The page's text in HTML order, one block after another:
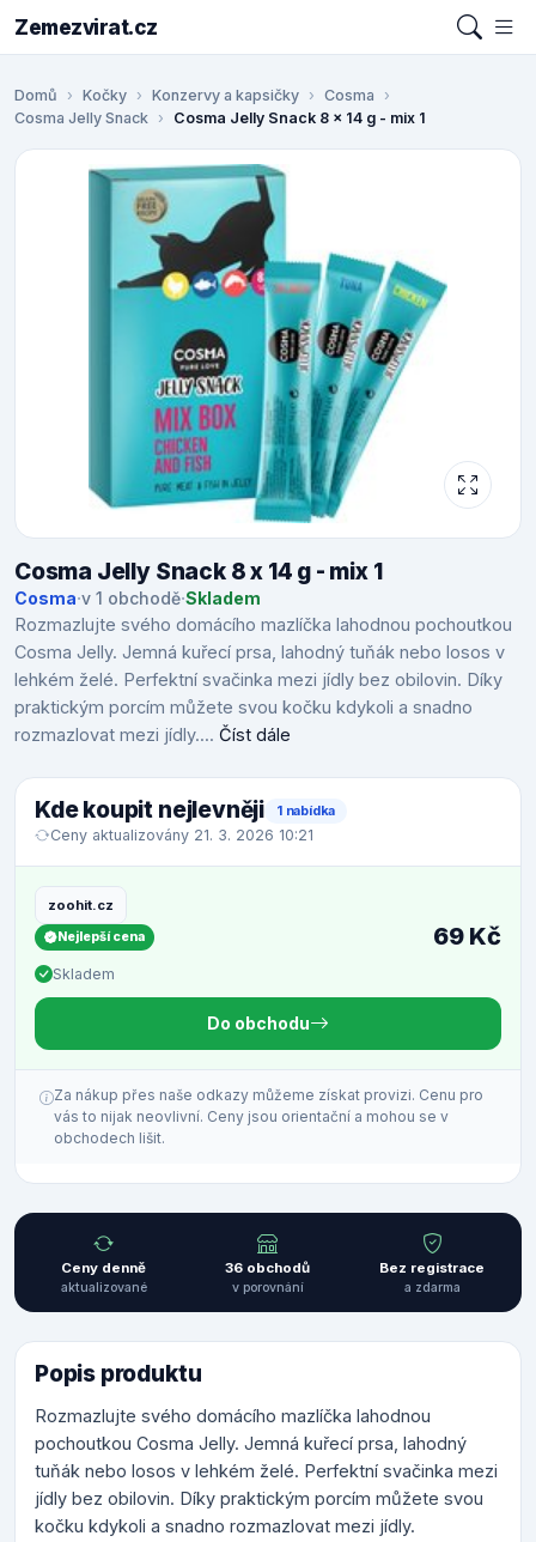
Zemezvirat.cz
Domů Kočky Konzervy a kapsičky
Cosma
Cosma Jelly Snack
Cosma Jelly Snack 8 x 14 g - mix 1
Cosma Jelly Snack 8 x 14 g - mix 1
Cosma·v 1 obchodě·Skladem
Rozmazlujte svého domácího mazlíčka lahodnou pochoutkou
Cosma Jelly. Jemná kuřecí prsa, lahodný tuňák nebo losos v
lehkém želé. Perfektní svačinka mezi jídly bez obilovin. Díky
praktickým porcím můžete svou kočku kdykoli a snadno
rozmazlovat mezi jídly.... Číst dále
Kde koupit nejlevněji 1 nabídka
Ceny aktualizovány 21. 3. 2026 10:21
zoohit.cz
Nejlepší cena
Skladem
69 Kč
Do obchodu
Za nákup přes naše odkazy můžeme získat provizi. Cenu pro
vás to nijak neovlivní. Ceny jsou orientační a mohou se v
obchodech lišit.
Ceny denně
aktualizované
36 obchodů
v porovnání
Bez registrace
a zdarma
Popis produktu
Rozmazlujte svého domácího mazlíčka lahodnou
pochoutkou Cosma Jelly. Jemná kuřecí prsa, lahodný
tuňák nebo losos v lehkém želé. Perfektní svačinka mezi
jídly bez obilovin. Díky praktickým porcím můžete svou
kočku kdykoli a snadno rozmazlovat mezi jídly.